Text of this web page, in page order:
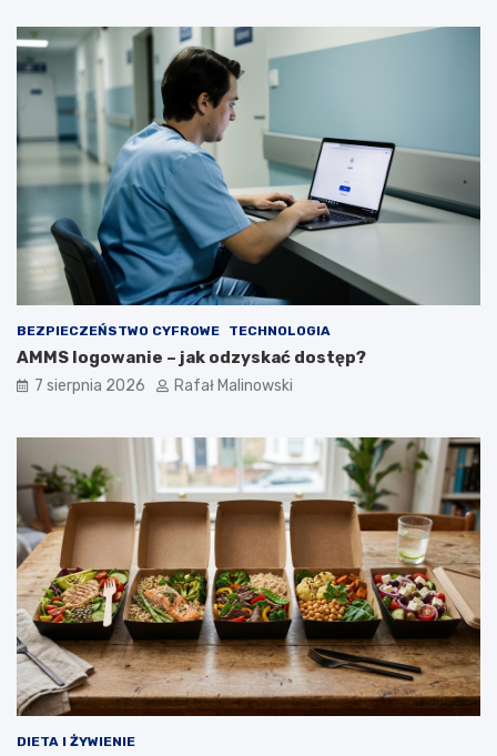
BEZPIECZEŃSTWO CYFROWE TECHNOLOGIA
AMMS logowanie – jak odzyskać dostęp?
7 sierpnia 2026 Rafał Malinowski
DIETA I ŻYWIENIE